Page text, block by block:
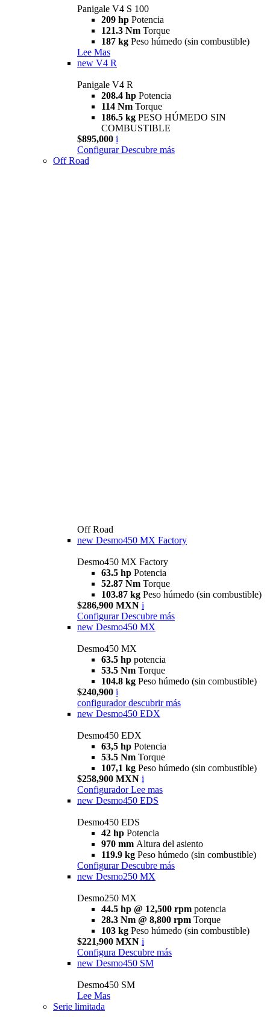
Panigale V4 S 100
209 hp Potencia
121.3 Nm Torque
187 kg Peso húmedo (sin combustible)
Lee Mas
new V4 R
Panigale V4 R
208.4 hp Potencia
114 Nm Torque
186.5 kg PESO HÚMEDO SIN
COMBUSTIBLE
$895,000 i
Configurar Descubre más
Off Road
Off Road
new Desmo450 MX Factory
Desmo450 MX Factory
63.5 hp Potencia
52.87 Nm Torque
103.87 kg Peso húmedo (sin combustible)
$286,900 MXN i
Configurar Descubre más
new Desmo450 MX
Desmo450 MX
63.5 hp potencia
53.5 Nm Torque
104.8 kg Peso húmedo (sin combustible)
$240,900 i
configurador descubrir más
new Desmo450 EDX
Desmo450 EDX
63,5 hp Potencia
53.5 Nm Torque
107,1 kg Peso húmedo (sin combustible)
$258,900 MXN i
Configurador Lee mas
new Desmo450 EDS
Desmo450 EDS
42 hp Potencia
970 mm Altura del asiento
119.9 kg Peso húmedo (sin combustible)
Configurar Descubre más
new Desmo250 MX
Desmo250 MX
44.5 hp @ 12,500 rpm potencia
28.3 Nm @ 8,800 rpm Torque
103 kg Peso húmedo (sin combustible)
$221,900 MXN i
Configura Descubre más
new Desmo450 SM
Desmo450 SM
Lee Mas
Serie limitada